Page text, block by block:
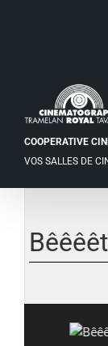
COOPERATIVE
VOS SALLES DE
agrandie